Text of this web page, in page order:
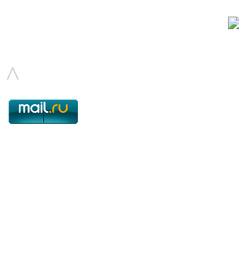
© - 2015-2017 - helix.su - все для вашего
^